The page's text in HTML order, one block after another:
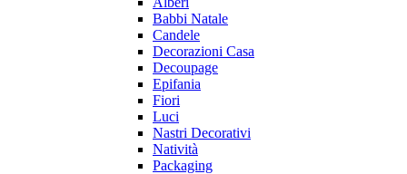
Babbi Natale
Candele
Decorazioni Casa
Decoupage
Epifania
Fiori
Luci
Nastri Decorativi
Natività
Packaging